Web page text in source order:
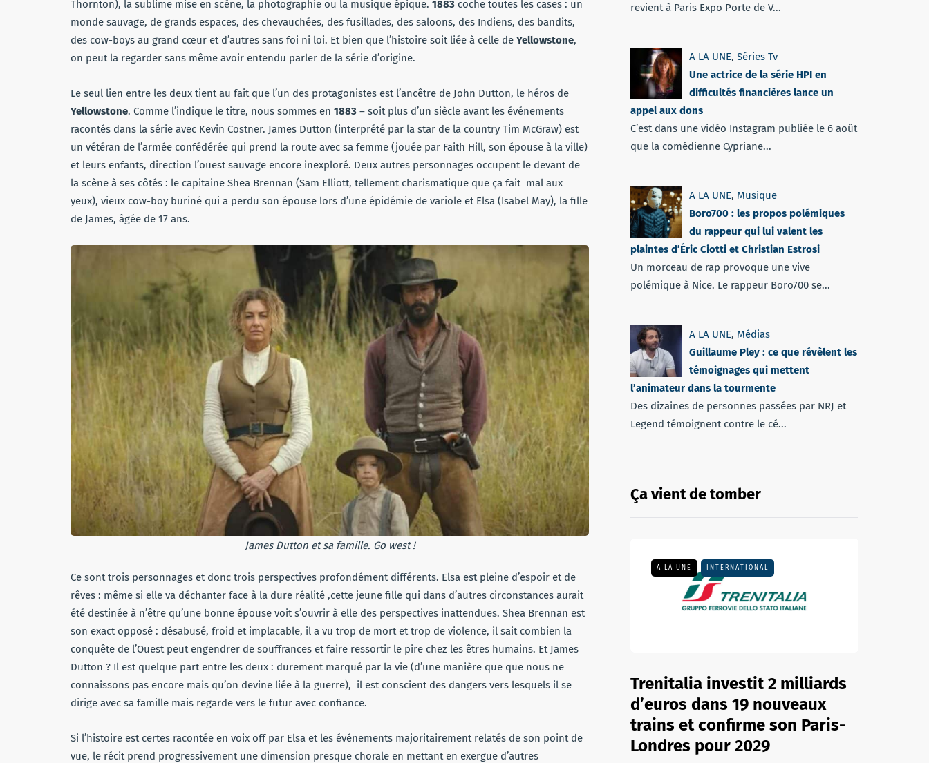
Thornton), la sublime mise en scène, la photographie ou la musique épique. 1883 coche toutes les cases : un
monde sauvage, de grands espaces, des chevauchées, des fusillades, des saloons, des Indiens, des bandits,
des cow-boys au grand cœur et d’autres sans foi ni loi. Et bien que l’histoire soit liée à celle de Yellowstone,
on peut la regarder sans même avoir entendu parler de la série d’origine.
Le seul lien entre les deux tient au fait que l’un des protagonistes est l’ancêtre de John Dutton, le héros de
Yellowstone. Comme l’indique le titre, nous sommes en 1883 – soit plus d’un siècle avant les événements
racontés dans la série avec Kevin Costner. James Dutton (interprété par la star de la country Tim McGraw) est
un vétéran de l’armée confédérée qui prend la route avec sa femme (jouée par Faith Hill, son épouse à la ville)
et leurs enfants, direction l’ouest sauvage encore inexploré. Deux autres personnages occupent le devant de
la scène à ses côtés : le capitaine Shea Brennan (Sam Elliott, tellement charismatique que ça fait mal aux
yeux), vieux cow-boy buriné qui a perdu son épouse lors d’une épidémie de variole et Elsa (Isabel May), la fille
de James, âgée de 17 ans.
James Dutton et sa famille. Go west !
Ce sont trois personnages et donc trois perspectives profondément différents. Elsa est pleine d’espoir et de
rêves : même si elle va déchanter face à la dure réalité ,cette jeune fille qui dans d’autres circonstances aurait
été destinée à n’être qu’une bonne épouse voit s’ouvrir à elle des perspectives inattendues. Shea Brennan est
son exact opposé : désabusé, froid et implacable, il a vu trop de mort et trop de violence, il sait combien la
conquête de l’Ouest peut engendrer de souffrances et faire ressortir le pire chez les êtres humains. Et James
Dutton ? Il est quelque part entre les deux : durement marqué par la vie (d’une manière que que nous ne
connaissons pas encore mais qu’on devine liée à la guerre), il est conscient des dangers vers lesquels il se
dirige avec sa famille mais regarde vers le futur avec confiance.
Si l’histoire est certes racontée en voix off par Elsa et les événements majoritairement relatés de son point de
vue, le récit prend progressivement une dimension presque chorale en mettant en exergue d’autres
revient à Paris Expo Porte de V...
A LA UNE, Séries Tv
Une actrice de la série HPI en
difficultés financières lance un
appel aux dons
C’est dans une vidéo Instagram publiée le 6 août
que la comédienne Cypriane...
A LA UNE, Musique
Boro700 : les propos polémiques
du rappeur qui lui valent les
plaintes d’Éric Ciotti et Christian Estrosi
Un morceau de rap provoque une vive
polémique à Nice. Le rappeur Boro700 se...
A LA UNE, Médias
Guillaume Pley : ce que révèlent les
témoignages qui mettent
l’animateur dans la tourmente
Des dizaines de personnes passées par NRJ et
Legend témoignent contre le cé...
Ça vient de tomber
A LA UNE INTERNATIONAL
Trenitalia investit 2 milliards
d’euros dans 19 nouveaux
trains et confirme son Paris-
Londres pour 2029